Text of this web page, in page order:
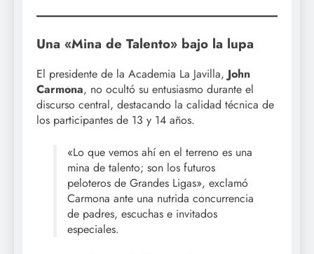
Una «Mina de Talento» bajo la lupa
El presidente de la Academia La Javilla, John
Carmona, no ocultó su entusiasmo durante el
discurso central, destacando la calidad técnica de
los participantes de 13 y 14 años.
«Lo que vemos ahí en el terreno es una
mina de talento; son los futuros
peloteros de Grandes Ligas», exclamó
Carmona ante una nutrida concurrencia
de padres, escuchas e invitados
especiales.